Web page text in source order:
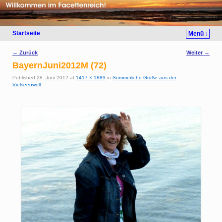
Startseite Menü ↓
Bilder-Navigation
← Zurück Weiter →
BayernJuni2012M (72)
Published 28. Juni 2012 at 1417 × 1889 in Sommerliche Grüße aus der
Vielseenwelt